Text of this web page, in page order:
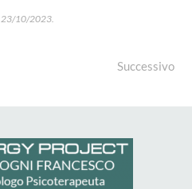
23/10/2023.
Successivo